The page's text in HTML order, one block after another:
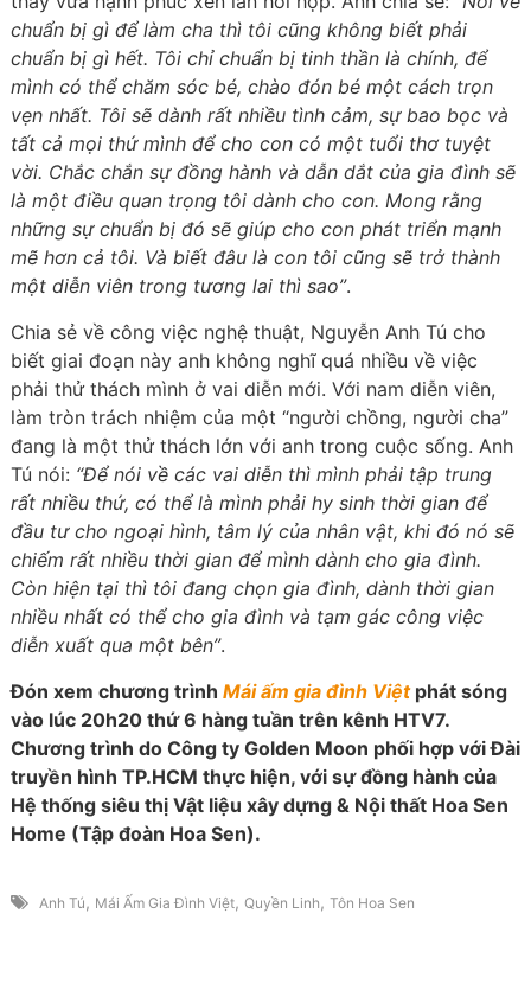
chuẩn bị gì để làm cha thì tôi cũng không biết phải
chuẩn bị gì hết. Tôi chỉ chuẩn bị tinh thần là chính, để
mình có thể chăm sóc bé, chào đón bé một cách trọn
vẹn nhất. Tôi sẽ dành rất nhiều tình cảm, sự bao bọc và
tất cả mọi thứ mình để cho con có một tuổi thơ tuyệt
vời. Chắc chắn sự đồng hành và dẫn dắt của gia đình sẽ
là một điều quan trọng tôi dành cho con. Mong rằng
những sự chuẩn bị đó sẽ giúp cho con phát triển mạnh
mẽ hơn cả tôi. Và biết đâu là con tôi cũng sẽ trở thành
một diễn viên trong tương lai thì sao”.
Chia sẻ về công việc nghệ thuật, Nguyễn Anh Tú cho
biết giai đoạn này anh không nghĩ quá nhiều về việc
phải thử thách mình ở vai diễn mới. Với nam diễn viên,
làm tròn trách nhiệm của một “người chồng, người cha”
đang là một thử thách lớn với anh trong cuộc sống. Anh
Tú nói: “Để nói về các vai diễn thì mình phải tập trung
rất nhiều thứ, có thể là mình phải hy sinh thời gian để
đầu tư cho ngoại hình, tâm lý của nhân vật, khi đó nó sẽ
chiếm rất nhiều thời gian để mình dành cho gia đình.
Còn hiện tại thì tôi đang chọn gia đình, dành thời gian
nhiều nhất có thể cho gia đình và tạm gác công việc
diễn xuất qua một bên”.
Đón xem chương trình Mái ấm gia đình Việtphát sóng
vào lúc 20h20 thứ 6 hàng tuần trên kênh HTV7.
Chương trình do Công ty Golden Moon phối hợp với Đài
truyền hình TP.HCM thực hiện, với sự đồng hành của
Hệ thống siêu thị Vật liệu xây dựng & Nội thất Hoa Sen
Home (Tập đoàn Hoa Sen).
Anh Tú , Mái Ấm Gia Đình Việt, Quyền Linh , Tôn Hoa Sen